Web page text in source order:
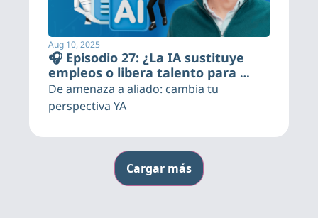
Aug 10, 2025
🎧 Episodio 27: ¿La IA sustituye
empleos o libera talento para
tareas de mayor valor?
De amenaza a aliado: cambia tu
perspectiva YA
Cargar más